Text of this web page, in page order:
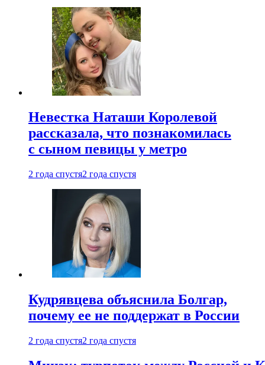
Невестка Наташи Королевой
рассказала, что познакомилась
с сыном певицы у метро
2 года спустя2 года спустя
Кудрявцева объяснила Болгар,
почему ее не поддержат в России
2 года спустя2 года спустя